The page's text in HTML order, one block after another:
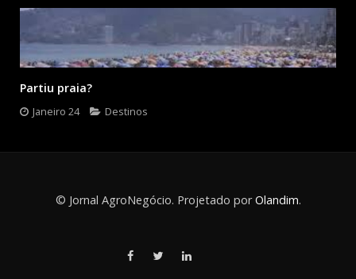
Partiu praia?
Janeiro 24 Destinos
© Jornal AgroNegócio. Projetado porOlandim.